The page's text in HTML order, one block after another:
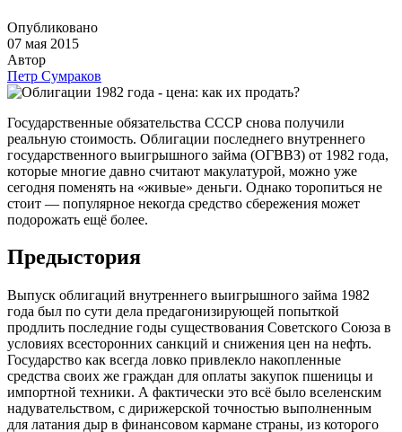
Опубликовано
07 мая 2015
Автор
Петр Сумраков
Государственные обязательства СССР снова получили
реальную стоимость. Облигации последнего внутреннего
государственного выигрышного займа (ОГВВЗ) от 1982 года,
которые многие давно считают макулатурой, можно уже
сегодня поменять на «живые» деньги. Однако торопиться не
стоит — популярное некогда средство сбережения может
подорожать ещё более.
Предыстория
Выпуск облигаций внутреннего выигрышного займа 1982
года был по сути дела предагонизирующей попыткой
продлить последние годы существования Советского Союза в
условиях всесторонних санкций и снижения цен на нефть.
Государство как всегда ловко привлекло накопленные
средства своих же граждан для оплаты закупок пшеницы и
импортной техники. А фактически это всё было вселенским
надувательством, с дирижерской точностью выполненным
для латания дыр в финансовом кармане страны, из которого